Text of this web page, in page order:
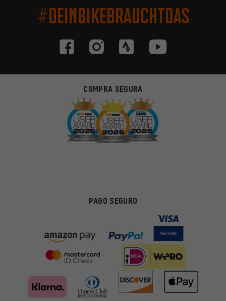
#DEINBIKEBRAUCHTDAS
COMPRA SEGURA
PAGO SEGURO